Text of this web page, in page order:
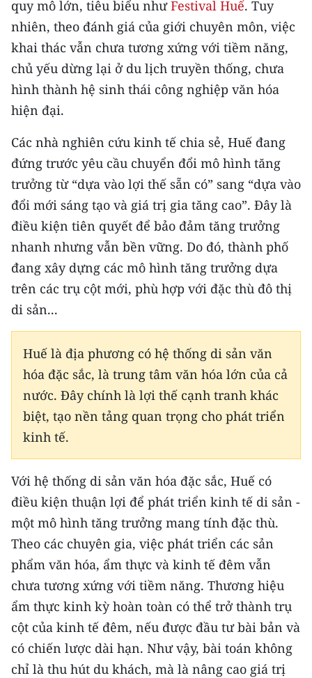
quy mô lớn, tiêu biểu nhưFestival Huế. Tuy
nhiên, theo đánh giá của giới chuyên môn, việc
khai thác vẫn chưa tương xứng với tiềm năng,
chủ yếu dừng lại ở du lịch truyền thống, chưa
hình thành hệ sinh thái công nghiệp văn hóa
hiện đại.
Các nhà nghiên cứu kinh tế chia sẻ, Huế đang
đứng trước yêu cầu chuyển đổi mô hình tăng
trưởng từ “dựa vào lợi thế sẵn có” sang “dựa vào
đổi mới sáng tạo và giá trị gia tăng cao”. Đây là
điều kiện tiên quyết để bảo đảm tăng trưởng
nhanh nhưng vẫn bền vững. Do đó, thành phố
đang xây dựng các mô hình tăng trưởng dựa
trên các trụ cột mới, phù hợp với đặc thù đô thị
di sản...
Huế là địa phương có hệ thống di sản văn
hóa đặc sắc, là trung tâm văn hóa lớn của cả
nước. Đây chính là lợi thế cạnh tranh khác
biệt, tạo nền tảng quan trọng cho phát triển
kinh tế.
Với hệ thống di sản văn hóa đặc sắc, Huế có
điều kiện thuận lợi để phát triển kinh tế di sản -
một mô hình tăng trưởng mang tính đặc thù.
Theo các chuyên gia, việc phát triển các sản
phẩm văn hóa, ẩm thực và kinh tế đêm vẫn
chưa tương xứng với tiềm năng. Thương hiệu
ẩm thực kinh kỳ hoàn toàn có thể trở thành trụ
cột của kinh tế đêm, nếu được đầu tư bài bản và
có chiến lược dài hạn. Như vậy, bài toán không
chỉ là thu hút du khách, mà là nâng cao giá trị